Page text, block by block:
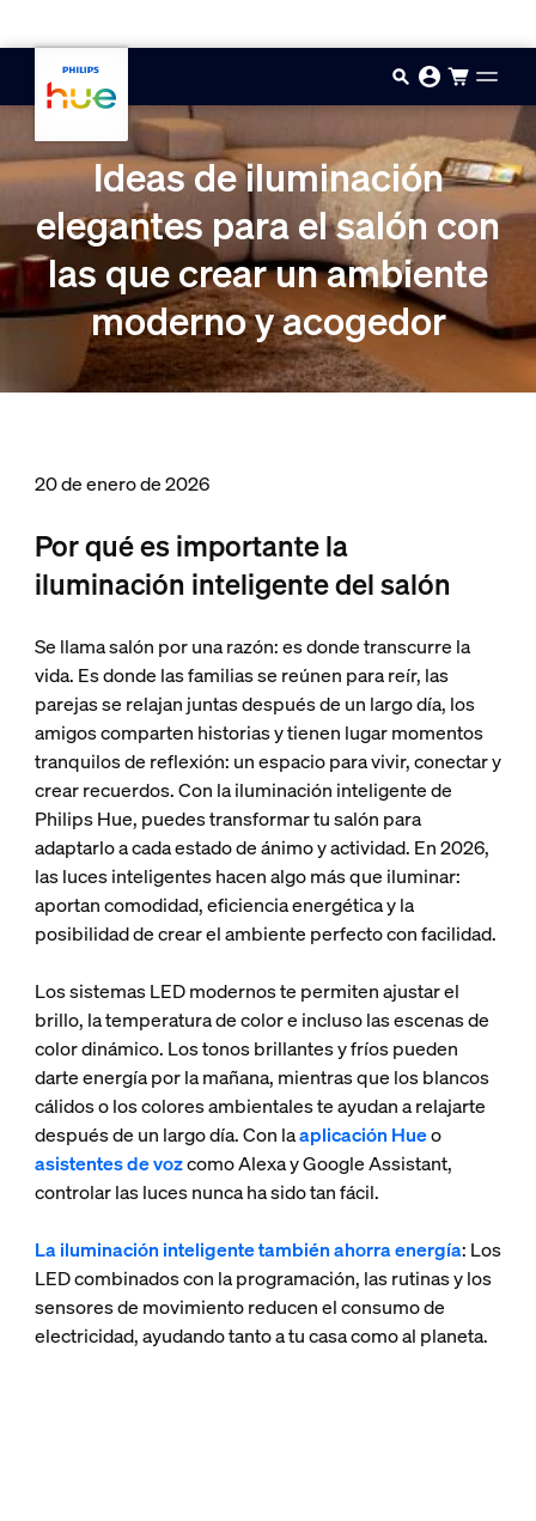
Ideas de iluminación
elegantes para el salón con
las que crear un ambiente
moderno y acogedor
20 de enero de 2026
Por qué es importante la
iluminación inteligente del salón
Se llama salón por una razón: es donde transcurre la
vida. Es donde las familias se reúnen para reír, las
parejas se relajan juntas después de un largo día, los
amigos comparten historias y tienen lugar momentos
tranquilos de reflexión: un espacio para vivir, conectar y
crear recuerdos. Con la iluminación inteligente de
Philips Hue, puedes transformar tu salón para
adaptarlo a cada estado de ánimo y actividad. En 2026,
las luces inteligentes hacen algo más que iluminar:
aportan comodidad, eficiencia energética y la
posibilidad de crear el ambiente perfecto con facilidad.
Los sistemas LED modernos te permiten ajustar el
brillo, la temperatura de color e incluso las escenas de
color dinámico. Los tonos brillantes y fríos pueden
darte energía por la mañana, mientras que los blancos
cálidos o los colores ambientales te ayudan a relajarte
después de un largo día. Con laaplicación Hueo
asistentes de vozcomo Alexa y Google Assistant,
controlar las luces nunca ha sido tan fácil.
La iluminación inteligente también ahorra energía: Los
LED combinados con la programación, las rutinas y los
sensores de movimiento reducen el consumo de
electricidad, ayudando tanto a tu casa como al planeta.